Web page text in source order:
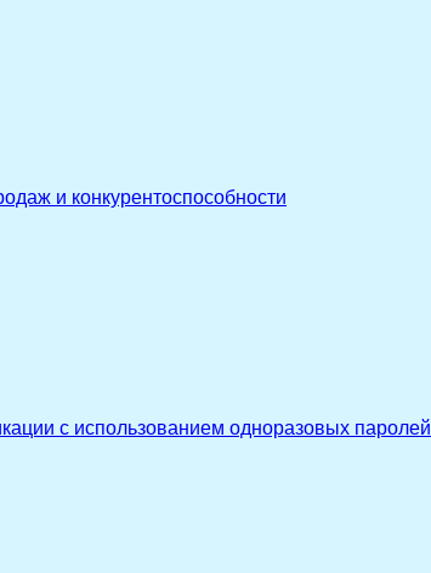
и конкурентоспособности
с использованием одноразовых паролей